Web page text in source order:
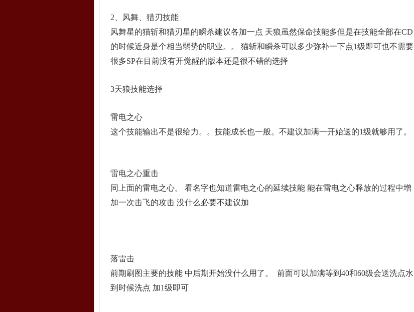
2、风舞、猎刃技能
风舞星的猫斩和猎刃星的瞬杀建议各加一点 天狼虽然保命技能多但是在技能全部在CD
的时候近身是个相当弱势的职业。。 猫斩和瞬杀可以多少弥补一下点1级即可也不需要
很多SP在目前没有开觉醒的版本还是很不错的选择
3天狼技能选择
雷电之心
这个技能输出不是很给力。。技能成长也一般。不建议加满一开始送的1级就够用了。
雷电之心重击
同上面的雷电之心。 看名字也知道雷电之心的延续技能 能在雷电之心释放的过程中增
加一次击飞的攻击 没什么必要不建议加
落雷击
前期刷图主要的技能 中后期开始没什么用了。 前面可以加满等到40和60级会送洗点水
到时候洗点 加1级即可